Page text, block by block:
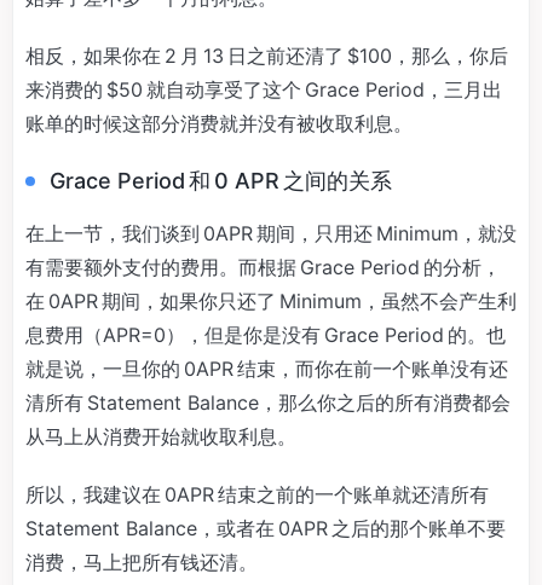
相反，如果你在 2 月 13 日之前还清了 $100，那么，你后
来消费的 $50 就自动享受了这个 Grace Period，三月出
账单的时候这部分消费就并没有被收取利息。
Grace Period 和 0 APR 之间的关系
在上一节，我们谈到 0APR 期间，只用还 Minimum，就没
有需要额外支付的费用。而根据 Grace Period 的分析，
在 0APR 期间，如果你只还了 Minimum，虽然不会产生利
息费用（APR=0），但是你是没有 Grace Period 的。也
就是说，一旦你的 0APR 结束，而你在前一个账单没有还
清所有 Statement Balance，那么你之后的所有消费都会
从马上从消费开始就收取利息。
所以，我建议在 0APR 结束之前的一个账单就还清所有
Statement Balance，或者在 0APR 之后的那个账单不要
消费，马上把所有钱还清。